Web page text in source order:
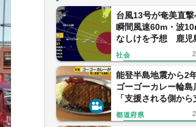
台風13号が奄美直
瞬間風速60m・波
なしけを予想 鹿児
がすでに強風域 気
解説
社会
能登半島地震から2
ゴーゴーカレー輪島
「支援される側か
側へ」
都道府県